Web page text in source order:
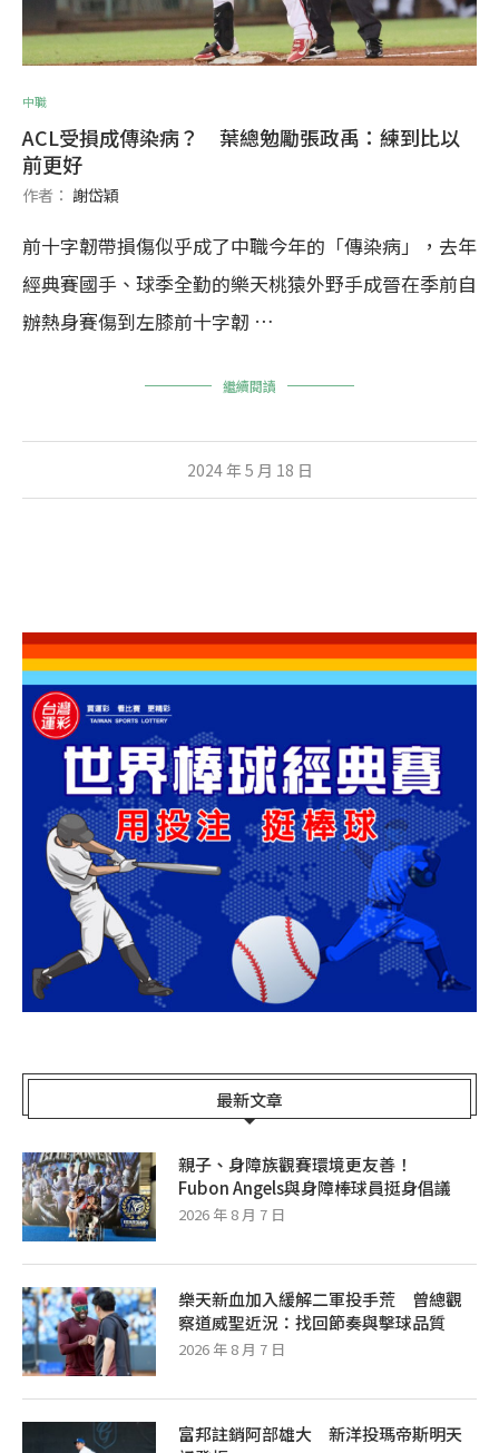
中職
ACL受損成傳染病？ 葉總勉勵張政禹：練到比以
前更好
作者： 謝岱穎
前十字韌帶損傷似乎成了中職今年的「傳染病」，去年
經典賽國手、球季全勤的樂天桃猿外野手成晉在季前自
辦熱身賽傷到左膝前十字韌 …
繼續閱讀
2024 年 5 月 18 日
最新文章
親子、身障族觀賽環境更友善！
Fubon Angels與身障棒球員挺身倡議
2026 年 8 月 7 日
樂天新血加入緩解二軍投手荒 曾總觀
察道威聖近況：找回節奏與擊球品質
2026 年 8 月 7 日
富邦註銷阿部雄大 新洋投瑪帝斯明天